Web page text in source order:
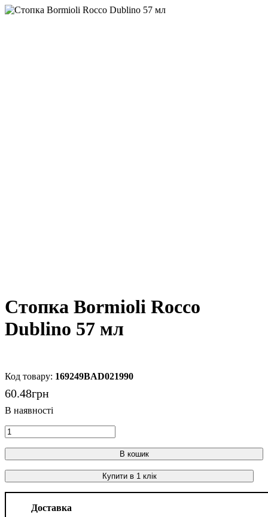
Стопка Bormioli Rocco
Dublino 57 мл
169249BAD021990
60.48грн
В кошик
Купити в 1 клік
Доставка